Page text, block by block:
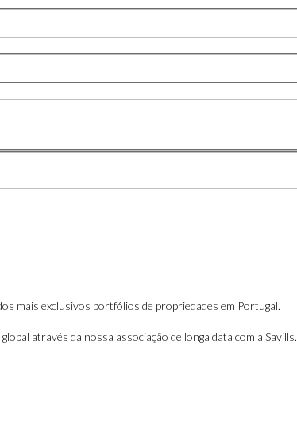
mais exclusivos portfólios de propriedades em Portugal.
através da nossa associação de longa data com a Savills.